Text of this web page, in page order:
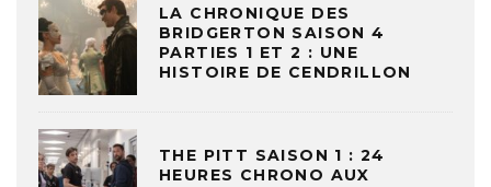
LA CHRONIQUE DES
BRIDGERTON SAISON 4
PARTIES 1 ET 2 : UNE
HISTOIRE DE CENDRILLON
THE PITT SAISON 1 : 24
HEURES CHRONO AUX